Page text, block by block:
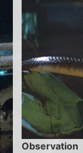
Observation